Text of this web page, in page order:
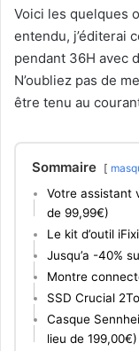
Voici les quelques
entendu, j’éditerai
pendant 36H avec
N’oubliez pas de
être tenu au
Sommaire
Votre assistant
de 99,99€)
Le kit d’outil
Jusqu’a -40%
Montre
SSD Crucial
Casque
lieu de 199,00€)